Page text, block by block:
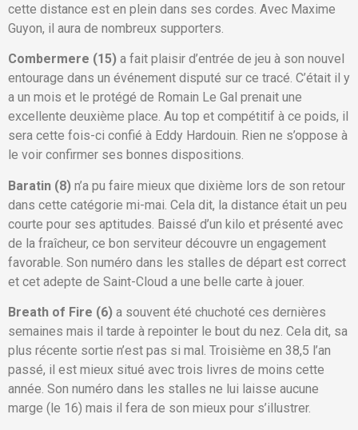
cette distance est en plein dans ses cordes. Avec Maxime
Guyon, il aura de nombreux supporters.
Combermere (15) a fait plaisir d’entrée de jeu à son nouvel
entourage dans un événement disputé sur ce tracé. C’était il y
a un mois et le protégé de Romain Le Gal prenait une
excellente deuxième place. Au top et compétitif à ce poids, il
sera cette fois-ci confié à Eddy Hardouin. Rien ne s’oppose à
le voir confirmer ses bonnes dispositions.
Baratin (8) n’a pu faire mieux que dixième lors de son retour
dans cette catégorie mi-mai. Cela dit, la distance était un peu
courte pour ses aptitudes. Baissé d’un kilo et présenté avec
de la fraîcheur, ce bon serviteur découvre un engagement
favorable. Son numéro dans les stalles de départ est correct
et cet adepte de Saint-Cloud a une belle carte à jouer.
Breath of Fire (6) a souvent été chuchoté ces dernières
semaines mais il tarde à repointer le bout du nez. Cela dit, sa
plus récente sortie n’est pas si mal. Troisième en 38,5 l’an
passé, il est mieux situé avec trois livres de moins cette
année. Son numéro dans les stalles ne lui laisse aucune
marge (le 16) mais il fera de son mieux pour s’illustrer.